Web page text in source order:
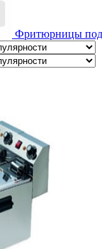
Фритюрницы под